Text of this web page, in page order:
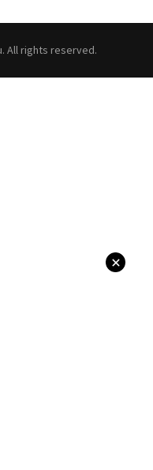
All rights reserved.